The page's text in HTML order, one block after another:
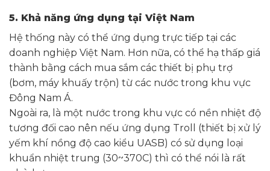
5. Khả năng ứng dụng tại Việt Nam
Hệ thống này có thể ứng dụng trực tiếp tại các
doanh nghiệp Việt Nam. Hơn nữa, có thể hạ thấp giá
thành bằng cách mua sắm các thiết bị phụ trợ
(bơm, máy khuấy trộn) từ các nước trong khu vực
Đông Nam Á.
Ngoài ra, là một nước trong khu vực có nền nhiệt độ
tương đối cao nên nếu ứng dụng Troll (thiết bị xử lý
yếm khí nồng độ cao kiểu UASB) có sử dụng loại
khuẩn nhiệt trung (30~370C) thì có thể nói là rất